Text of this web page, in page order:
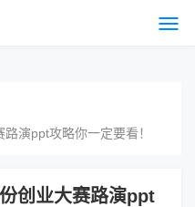
演ppt攻略你一定要看！
创业大赛路演ppt